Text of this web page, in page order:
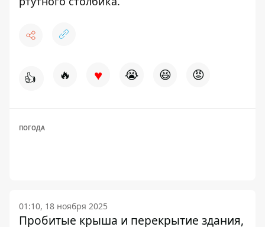
👍 🔥 ♥ 😭 😆 😡
ПОГОДА
01:10, 18 ноября 2025
Пробитые крыша и перекрытие здания,